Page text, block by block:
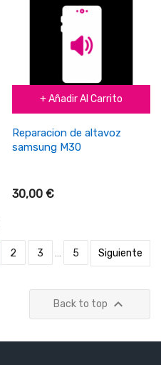
+ Añadir Al Carrito
Reparacion de altavoz
samsung M30
30,00 €
2 3 … 5 Siguiente
Back to top 